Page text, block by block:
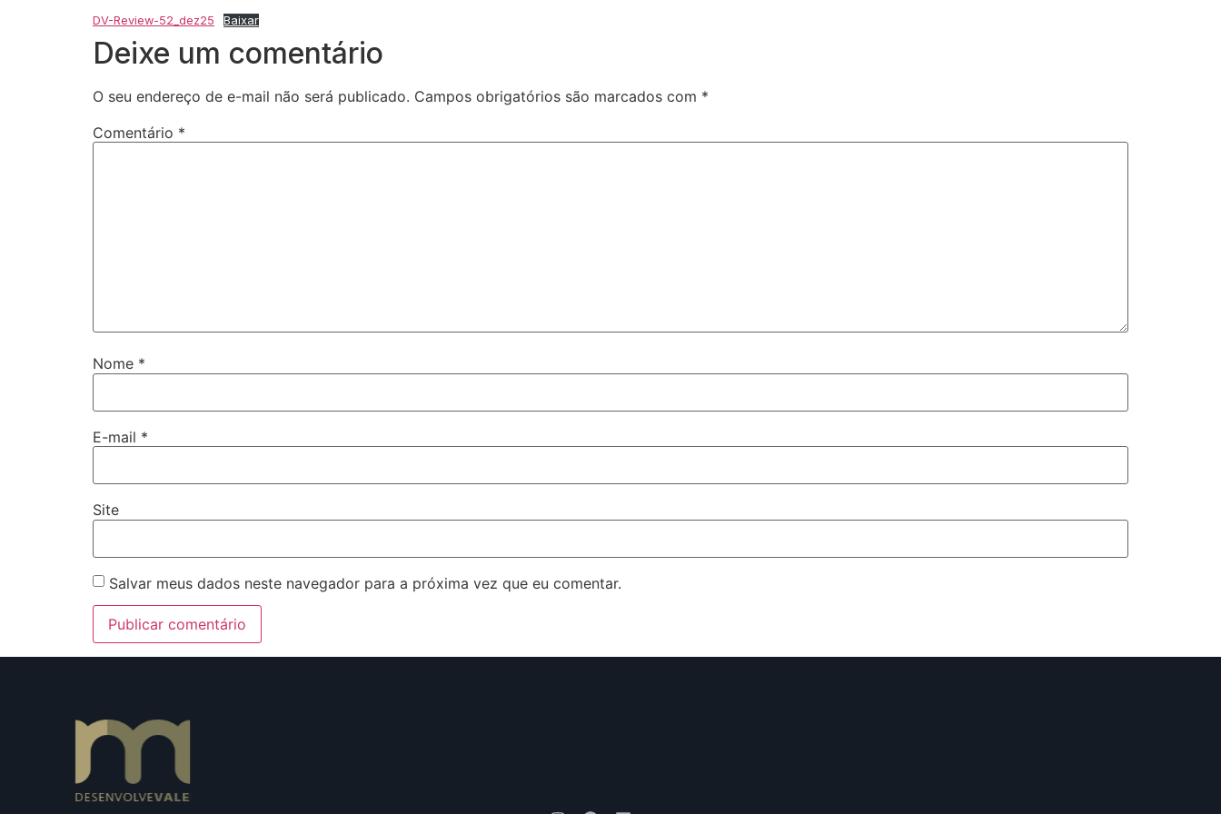
DV-Review-52_dez25 Baixar
Deixe um comentário
O seu endereço de e-mail não será publicado. Campos obrigatórios são marcados com *
Comentário *
Nome *
E-mail *
Site
Salvar meus dados neste navegador para a próxima vez que eu comentar.